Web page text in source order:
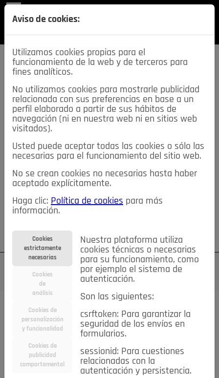
SECCIONES
descarga esta
REVISTA
≡NOTICIAS
NOTICIAS SERVICIOS DE INTERÉS
TABLÓN DE ANUNCIOS MIS ANUNCIOS CONTACTO
NOSOTROS
Su cuenta Regístrese ¿Olvidó su contraseña?
Todas las noticias..
Caridad
Ciencia&Tecnología
Cultura
Deportes Economía
Educación
Entretenimiento
España
Estilo de Vida
Madrid Opinión IN
Pozuelo de Alarcón
Aviso de cookies:
Utilizamos cookies propias para el
funcionamiento de la web y de terceros para
fines analíticos.
No utilizamos cookies para mostrarle publicidad
relacionada con sus preferencias en base a un
perfil elaborado a partir de sus hábitos de
navegación (ni en nuestra web ni en sitios web
visitados).
Usted puede aceptar todas las cookies o sólo las
necesarias para el funcionamiento del sitio web.
No se crean cookies no necesarias hasta haber
aceptado explícitamente.
Haga clic: Política de cookies para más
información.
Cookies
estrictamente
necesarias
Cookies
de
análisis
Cookies de
personalización
y funcionalidad
Cookies de
publicidad
comportamental
Nuestra plataforma utiliza
cookies técnicas o necesarias
para su funcionamiento, como
por ejemplo el sistema de
autenticación.
Son las siguientes:
csrftoken: Para garantizar la
seguridad de los envíos en
formularios.
sessionid: Para cuestiones
relacionadas con la
autenticación y persistencia.